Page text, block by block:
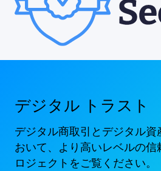
デジタル トラスト
デジタル商取引とデジタル
おいて、より高いレベルの
ロジェクトをご覧ください。